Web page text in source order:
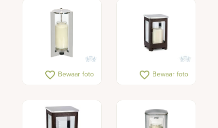
favorite_border Bewaar foto favorite_border Bewaar foto